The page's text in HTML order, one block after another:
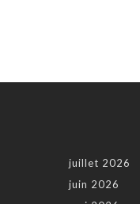
juillet 2026
juin 2026